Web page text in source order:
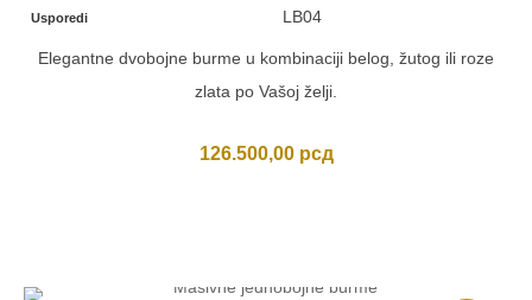
Usporedi LB04
Elegantne dvobojne burme u kombinaciji belog, žutog ili roze
zlata po Vašoj želji.
126.500,00 рсд